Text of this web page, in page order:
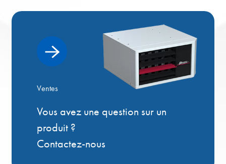
Ventes
Vous avez une question sur un
produit ?
Contactez-nous